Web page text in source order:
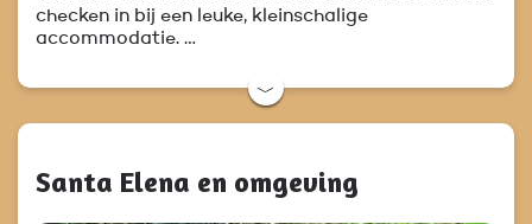
checken in bij een leuke, kleinschalige
accommodatie. …
﹀
Santa Elena en omgeving